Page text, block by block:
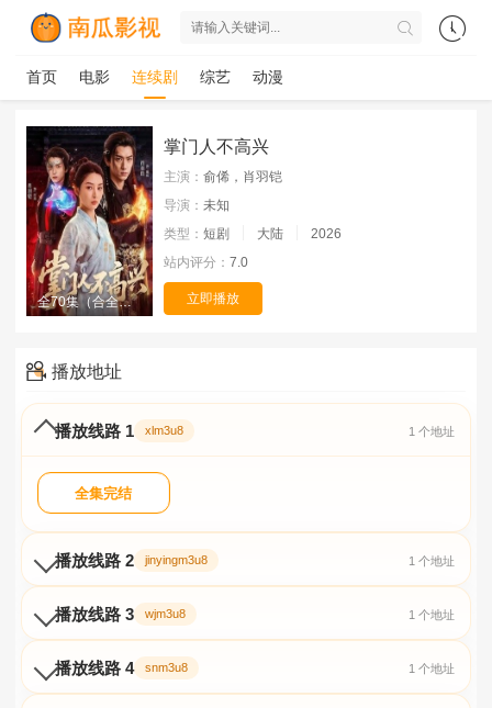
首页 电影 连续剧 综艺 动漫
全70集（合全集）
掌门人不高兴
主演： 俞俙，肖羽铠
导演： 未知
类型： 短剧 大陆
2026
站内评分： 7.0
立即播放
播放地址
播放线路 1 xlm3u8 1 个地址
全集完结
播放线路 2 jinyingm3u8 1 个地址
播放线路 3 wjm3u8 1 个地址
播放线路 4 snm3u8 1 个地址